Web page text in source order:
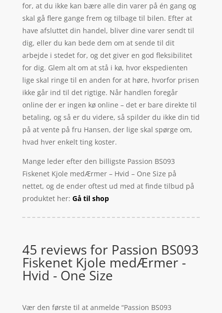
for, at du ikke kan bære alle din varer på én gang og
skal gå flere gange frem og tilbage til bilen. Efter at
have afsluttet din handel, bliver dine varer sendt til
dig, eller du kan bede dem om at sende til dit
arbejde i stedet for, og det giver en god fleksibilitet
for dig. Glem alt om at stå i kø, hvor ekspedienten
lige skal ringe til en anden for at høre, hvorfor prisen
ikke går ind til det rigtige. Når handlen foregår
online der er ingen kø online – det er bare direkte til
betaling, og så er du videre, så spilder du ikke din tid
på at vente på fru Hansen, der lige skal spørge om,
hvad hver enkelt ting koster.
Mange leder efter den billigste Passion BS093
Fiskenet Kjole medÆrmer – Hvid – One Size på
nettet, og de ender oftest ud med at finde tilbud på
produktet her: Gå til shop
45 reviews for Passion BS093
Fiskenet Kjole medÆrmer -
Hvid - One Size
Vær den første til at anmelde “Passion BS093